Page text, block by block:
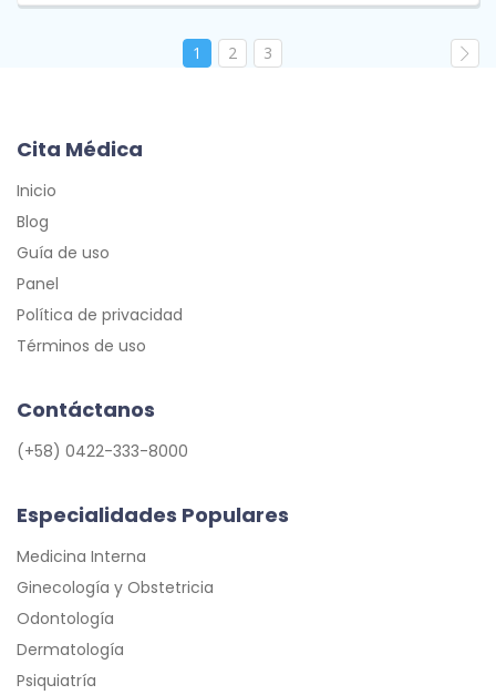
1 2 3
Cita Médica
Inicio
Blog
Guía de uso
Panel
Política de privacidad
Términos de uso
Contáctanos
(+58) 0422-333-8000
Especialidades Populares
Medicina Interna
Ginecología y Obstetricia
Odontología
Dermatología
Psiquiatría